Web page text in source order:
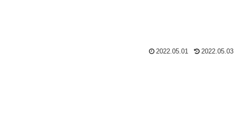
2022.05.01 2022.05.03